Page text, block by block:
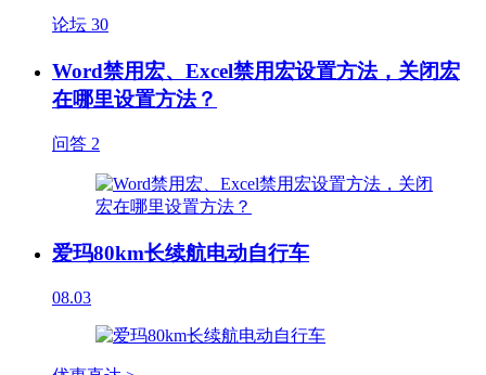
论坛 30
Word禁用宏、Excel禁用宏设置方法，关闭宏
在哪里设置方法？
问答 2
爱玛80km长续航电动自行车
08.03